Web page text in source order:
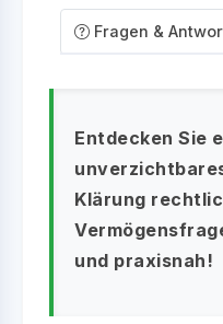
Fragen &
Entdecken Sie
Klärung
und praxisnah!